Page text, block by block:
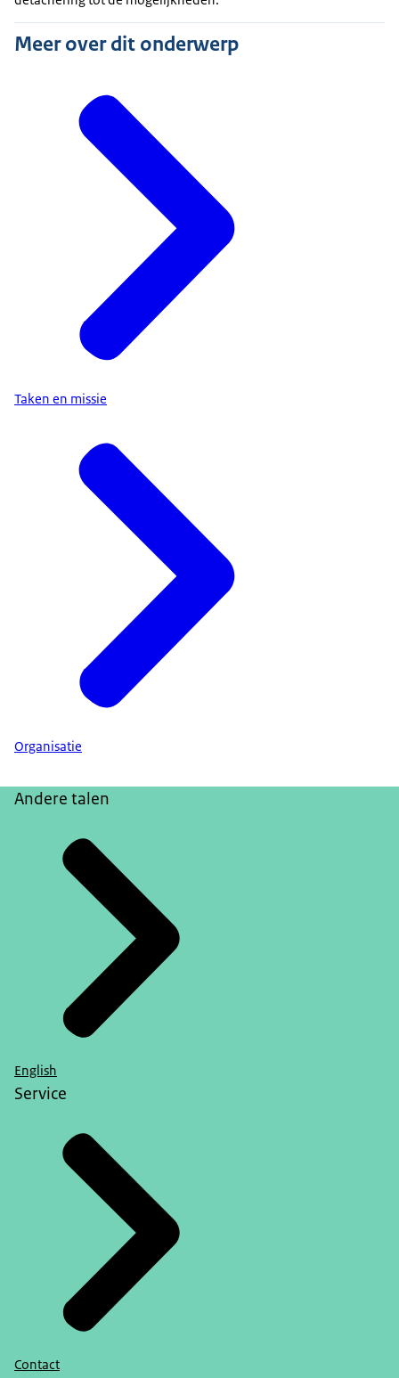
Meer over dit onderwerp
Taken en missie
Organisatie
Andere talen
English
Service
Contact